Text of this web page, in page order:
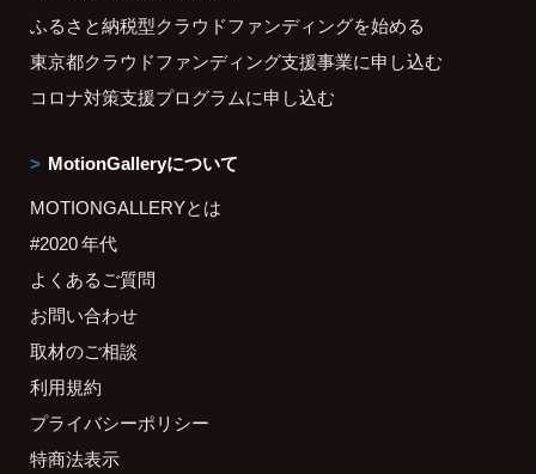
ふるさと納税型クラウドファンディングを始める
東京都クラウドファンディング支援事業に申し込む
コロナ対策支援プログラムに申し込む
MotionGalleryについて
MOTIONGALLERYとは
#2020 年代
よくあるご質問
お問い合わせ
取材のご相談
利用規約
プライバシーポリシー
特商法表示